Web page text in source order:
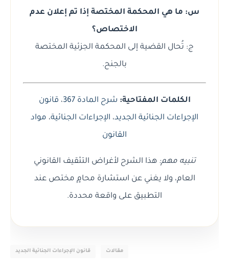
س: ما هي المحكمة المختصة إذا تم إعلان عدم
الاختصاص؟
ج: تُحال القضية إلى المحكمة الجزئية المختصة
بالجنح.
الكلمات المفتاحية: شرح المادة 367 ، قانون
الإجراءات الجنائية الجديد، الإجراءات الجنائية، مواد
القانون
تنبيه مهم: هذا الشرح لأغراض التثقيف القانوني
العام، ولا يغني عن استشارة محامٍ مختص عند
التطبيق على واقعة محددة.
قانون الإجراءات الجنائية الجديد مقالات